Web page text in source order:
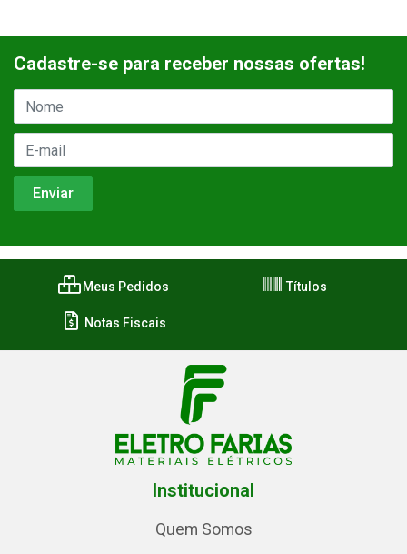
Cadastre-se para receber nossas ofertas!
Meus Pedidos Títulos
Notas Fiscais
Institucional
Quem Somos